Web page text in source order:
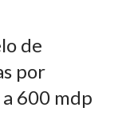
de
por
600 mdp